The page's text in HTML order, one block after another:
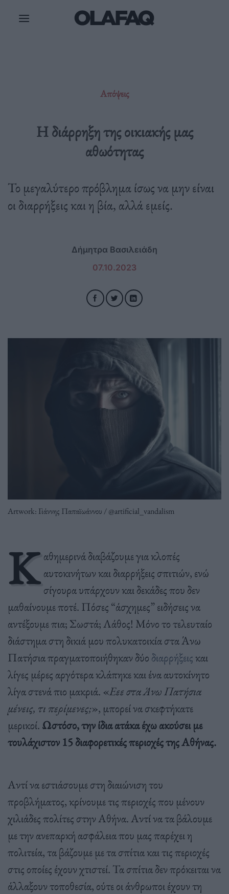
Απόψεις
Η διάρρηξη της οικιακής μας
αθωότητας
Το μεγαλύτερο πρόβλημα ίσως να μην είναι
οι διαρρήξεις και η βία, αλλά εμείς.
Δήμητρα Βασιλειάδη
07.10.2023
Artwork: Γιάννης Παπαϊωάννου / @artificial_vandalism
Κ αθημερινά διαβάζουμε για κλοπές
αυτοκινήτων και διαρρήξεις σπιτιών, ενώ
σίγουρα υπάρχουν και δεκάδες που δεν
μαθαίνουμε ποτέ. Πόσες “άσχημες” ειδήσεις να
αντέξουμε πια; Σωστά; Λάθος! Μόνο το τελευταίο
διάστημα στη δικιά μου πολυκατοικία στα Άνω
Πατήσια πραγματοποιήθηκαν δύο διαρρήξειςκαι
λίγες μέρες αργότερα κλάπηκε και ένα αυτοκίνητο
λίγα στενά πιο μακριά. «Εεε στα Άνω Πατήσια
μένεις, τι περίμενες;», μπορεί να σκεφτήκατε
μερικοί. Ωστόσο, την ίδια ατάκα έχω ακούσει με
τουλάχιστον 15 διαφορετικές περιοχές της Αθήνας.
Αντί να εστιάσουμε στη διαιώνιση του
προβλήματος, κρίνουμε τις περιοχές που μένουν
χιλιάδες πολίτες στην Αθήνα. Αντί να τα βάλουμε
με την ανεπαρκή ασφάλεια που μας παρέχει η
πολιτεία, τα βάζουμε με τα σπίτια και τις περιοχές
στις οποίες έχουν χτιστεί. Τα σπίτια δεν πρόκειται να
άλλαξουν τοποθεσία, ούτε οι άνθρωποι έχουν τη